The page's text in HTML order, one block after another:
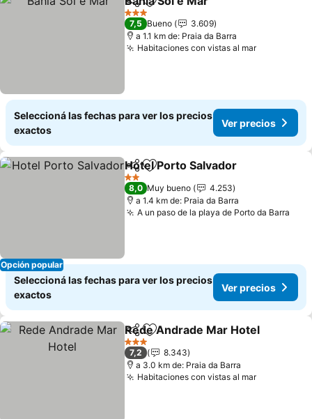
CompartirAñadir a favoritos
3 Estrellas
7,5 Bueno
3.609
a 1.1 km de: Praia da Barra
Habitaciones con vistas al marVer
Seleccioná las fechas para ver los precios
exactos
Ver precios
Opción popular
CompartirAñadir a favoritos
Hotel Porto Salvador
2 Estrellas
8,0 Muy bueno
4.253
a 1.4 km de: Praia da Barra
A un paso de la playa de Porto da Barra
Seleccioná las fechas para ver los precios
exactos
Ver precios
CompartirAñadir a favoritos
Rede Andrade Mar Hotel
3 Estrellas
7,2
8.343
a 3.0 km de: Praia da Barra
Habitaciones con vistas al marVer